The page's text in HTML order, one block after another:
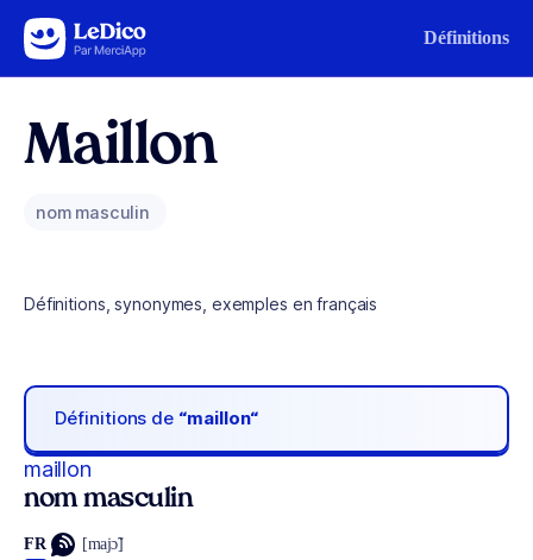
Aller au contenu Définitions
Maillon
nom masculin
Définitions, synonymes, exemples en français
Définitions de “maillon“
maillon
nom masculin
FR [majɔ̃]